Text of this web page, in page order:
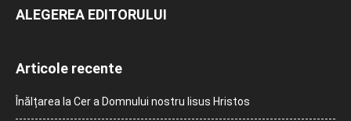
ALEGEREA EDITORULUI
Articole recente
Înălțarea la Cer a Domnului nostru Iisus Hristos